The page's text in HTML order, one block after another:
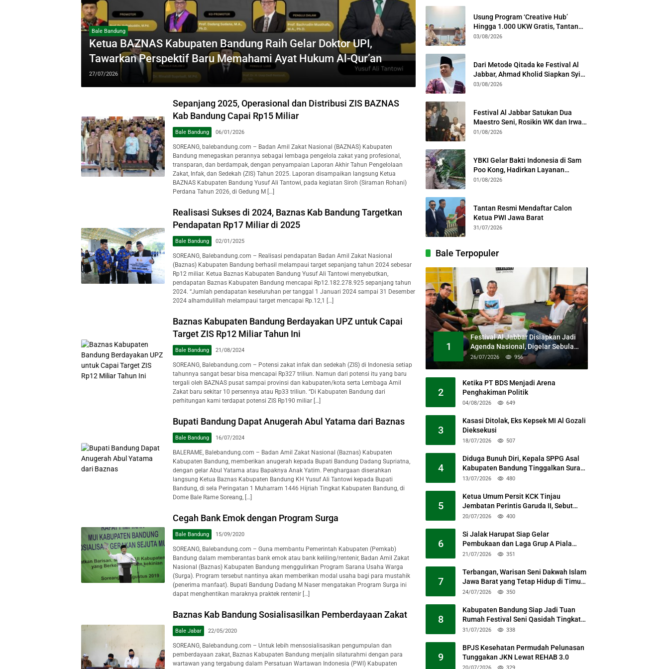
Bale Bandung
Ketua BAZNAS Kabupaten Bandung Raih Gelar Doktor UPI,
Tawarkan Perspektif Baru Memahami Ayat Hukum Al-Qur’an
27/07/2026
Sepanjang 2025, Operasional dan Distribusi ZIS BAZNAS
Kab Bandung Capai Rp15 Miliar
Bale Bandung 06/01/2026
SOREANG, balebandung.com – Badan Amil Zakat Nasional (BAZNAS) Kabupaten
Bandung menegaskan perannya sebagai lembaga pengelola zakat yang profesional,
transparan, dan berdampak, dengan penyampaian Laporan Akhir Tahun Pengelolaan
Zakat, Infak, dan Sedekah (ZIS) Tahun 2025. Laporan disampaikan langsung Ketua
BAZNAS Kabupaten Bandung Yusuf Ali Tantowi, pada kegiatan Siroh (Siraman Rohani)
Perdana Tahun 2026, di Gedung M […]
Realisasi Sukses di 2024, Baznas Kab Bandung Targetkan
Pendapatan Rp17 Miliar di 2025
Bale Bandung 02/01/2025
SOREANG, Balebandung.com – Realisasi pendapatan Badan Amil Zakat Nasional
(Baznas) Kabupaten Bandung berhasil melampaui target sepanjang tahun 2024 sebesar
Rp12 miliar. Ketua Baznas Kabupaten Bandung Yusuf Ali Tantowi menyebutkan,
pendapatan Baznas Kabupaten Bandung mencapai Rp12.182.278.925 sepanjang tahun
2024. “Jumlah pendapatan keseluruhan per tanggal 1 Januari 2024 sampai 31 Desember
2024 alhamdulillah melampaui target mencapai Rp.12,1 […]
Baznas Kabupaten Bandung Berdayakan UPZ untuk Capai
Target ZIS Rp12 Miliar Tahun Ini
Bale Bandung 21/08/2024
SOREANG, Balebandung.com – Potensi zakat infak dan sedekah (ZIS) di Indonesia setiap
tahunnya sangat besar bisa mencapai Rp327 triliun. Namun dari potensi itu yang baru
tergali oleh BAZNAS pusat sampai provinsi dan kabupaten/kota serta Lembaga Amil
Zakat baru sekitar 10 persennya atau Rp33 triliun. “Di Kabupaten Bandung dari
perhitungan kami terdapat potensi ZIS Rp190 miliar […]
Bupati Bandung Dapat Anugerah Abul Yatama dari Baznas
Bale Bandung 16/07/2024
BALERAME, Balebandung.com – Badan Amil Zakat Nasional (Baznas) Kabupaten
Kabupaten Bandung, memberikan anugerah kepada Bupati Bandung Dadang Supriatna,
dengan gelar Abul Yatama atau Bapaknya Anak Yatim. Penghargaan diserahkan
langsung Ketua Baznas Kabupaten Bandung KH Yusuf Ali Tantowi kepada Bupati
Bandung, di sela Peringatan 1 Muharram 1446 Hijriah Tingkat Kabupaten Bandung, di
Dome Bale Rame Soreang, […]
Cegah Bank Emok dengan Program Surga
Bale Bandung 15/09/2020
SOREANG, Balebandung.com – Guna membantu Pemerintah Kabupaten (Pemkab)
Bandung dalam memberantas bank emok atau bank keliling/rentenir, Badan Amil Zakat
Nasional (Baznas) Kabupaten Bandung menggulirkan Program Sarana Usaha Warga
(Surga). Program tersebut nantinya akan memberikan modal usaha bagi para mustahik
(penerima manfaat). Bupati Bandung Dadang M Naser mengatakan Program Surga ini
dapat menghentikan maraknya praktek rentenir […]
Baznas Kab Bandung Sosialisasilkan Pemberdayaan Zakat
Bale Jabar 22/05/2020
SOREANG, Balebandung.com – Untuk lebih mensosialisasikan pengumpulan dan
pemberdayaan zakat, Baznas Kabupaten Bandung menjalin silaturahmi dengan para
wartawan yang tergabung dalam Persatuan Wartawan Indonesia (PWI) Kabupaten
Usung Program ‘Creative Hub’
Hingga 1.000 UKW Gratis, Tantan
Sulthon Paparkan Visi PWI Jabar di
03/08/2026
Dari Metode Qitada ke Festival Al
Jabbar, Ahmad Kholid Siapkan Syiar
Al-Qur’an Lewat Nada
03/08/2026
Festival Al Jabbar Satukan Dua
Maestro Seni, Rosikin WK dan Irwan
Guntari Garap Pertunjukan Kolosal
01/08/2026
YBKI Gelar Bakti Indonesia di Sam
Poo Kong, Hadirkan Layanan
Kesehatan Gratis dan Dialog
01/08/2026
Tantan Resmi Mendaftar Calon
Ketua PWI Jawa Barat
31/07/2026
Bale Terpopuler
1
Festival Al Jabbar Disiapkan Jadi
Agenda Nasional, Digelar Sebulan
Penuh di Kawasan Masjid Raya Al
26/07/2026 956
2
Ketika PT BDS Menjadi Arena
Penghakiman Politik
04/08/2026 649
3
Kasasi Ditolak, Eks Kepsek MI Al Gozali
Dieksekusi
18/07/2026 507
4
Diduga Bunuh Diri, Kepala SPPG Asal
Kabupaten Bandung Tinggalkan Surat
Permohonan Maaf
13/07/2026 480
5
Ketua Umum Persit KCK Tinjau
Jembatan Perintis Garuda II, Sebut
Simbol Kebersamaan TNI dan Rakyat
20/07/2026 400
6
Si Jalak Harupat Siap Gelar
Pembukaan dan Laga Grup A Piala
Presiden 2026 Sabtu Mendatang
21/07/2026 351
7
Terbangan, Warisan Seni Dakwah Islam
Jawa Barat yang Tetap Hidup di Timur
Kabupaten Bandung
24/07/2026 350
8
Kabupaten Bandung Siap Jadi Tuan
Rumah Festival Seni Qasidah Tingkat
Nasional
31/07/2026 338
9
BPJS Kesehatan Permudah Pelunasan
Tunggakan JKN Lewat REHAB 3.0
20/07/2026 329